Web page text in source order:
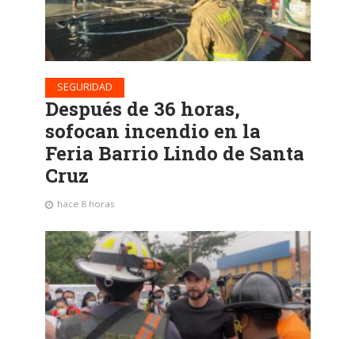
SEGURIDAD
Después de 36 horas,
sofocan incendio en la
Feria Barrio Lindo de Santa
Cruz
hace 8 horas